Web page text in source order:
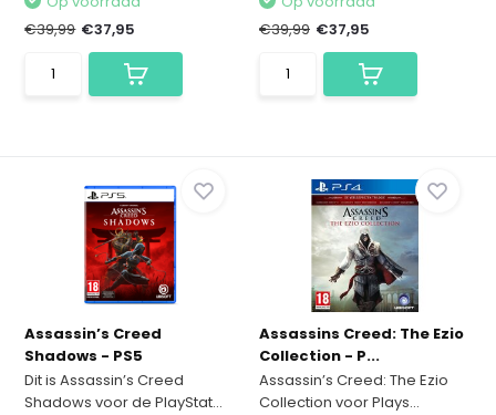
€39,99 €37,95
€39,99 €37,95
Assassin’s Creed
Shadows - PS5
Dit is Assassin’s Creed
Shadows voor de PlayStat...
Assassins Creed: The Ezio
Collection - P...
Assassin’s Creed: The Ezio
Collection voor Plays...